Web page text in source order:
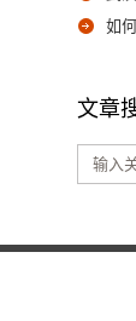
如
文章